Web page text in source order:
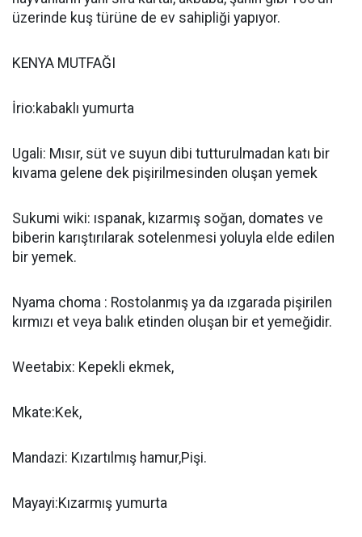
üzerinde kuş türüne de ev sahipliği yapıyor.
KENYA MUTFAĞI
İrio:kabaklı yumurta
Ugali: Mısır, süt ve suyun dibi tutturulmadan katı bir
kıvama gelene dek pişirilmesinden oluşan yemek
Sukumi wiki: ıspanak, kızarmış soğan, domates ve
biberin karıştırılarak sotelenmesi yoluyla elde edilen
bir yemek.
Nyama choma : Rostolanmış ya da ızgarada pişirilen
kırmızı et veya balık etinden oluşan bir et yemeğidir.
Weetabix: Kepekli ekmek,
Mkate:Kek,
Mandazi: Kızartılmış hamur,Pişi.
Mayayi:Kızarmış yumurta